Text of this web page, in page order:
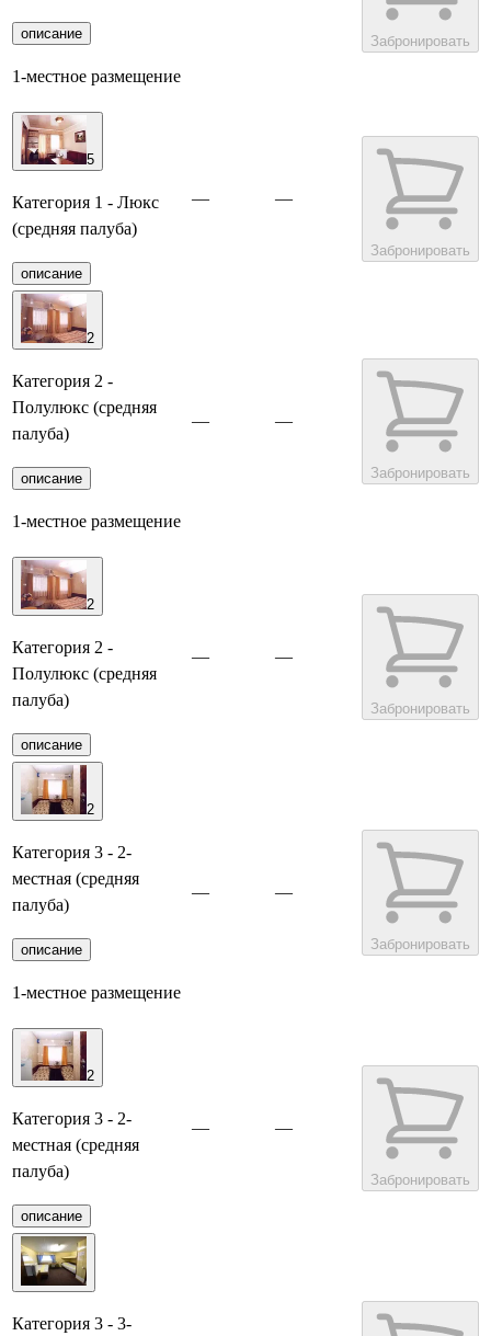
описание
1-местное размещение
Забронировать
5
Категория 1 - Люкс
(средняя палуба)
описание
— —
Забронировать
2
Категория 2 -
Полулюкс (средняя
палуба)
описание
1-местное размещение
— —
Забронировать
2
Категория 2 -
Полулюкс (средняя
палуба)
описание
— —
Забронировать
2
Категория 3 - 2-
местная (средняя
палуба)
описание
1-местное размещение
— —
Забронировать
2
Категория 3 - 2-
местная (средняя
палуба)
описание
— —
Забронировать
Категория 3 - 3-